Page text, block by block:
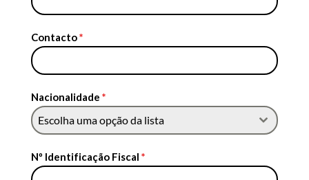
Contacto*
Nacionalidade *
Escolha uma opção da lista
Nº Identificação Fiscal *